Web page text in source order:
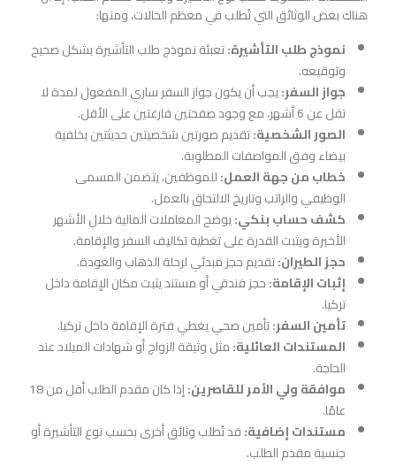
هناك بعض الوثائق التي تُطلب في معظم الحالات، ومنها:
نموذج طلب التأشيرة:تعبئة نموذج طلب التأشيرة بشكل صحيح
وتوقيعه.
جواز السفر:يجب أن يكون جواز السفر ساري المفعول لمدة لا
تقل عن 6 أشهر، مع وجود صفحتين فارغتين على الأقل.
الصور الشخصية:تقديم صورتين شخصيتين حديثتين بخلفية
بيضاء وفق المواصفات المطلوبة.
خطاب من جهة العمل:للموظفين، يتضمن المسمى
الوظيفي والراتب وتاريخ الالتحاق بالعمل.
كشف حساب بنكي:يوضح المعاملات المالية خلال الأشهر
الأخيرة ويثبت القدرة على تغطية تكاليف السفر والإقامة.
حجز الطيران:تقديم حجز مبدئي لرحلة الذهاب والعودة.
إثبات الإقامة:حجز فندقي أو مستند يثبت مكان الإقامة داخل
تركيا.
تأمين السفر:تأمين صحي يغطي فترة الإقامة داخل تركيا.
المستندات العائلية:مثل وثيقة الزواج أو شهادات الميلاد عند
الحاجة.
موافقة ولي الأمر للقاصرين:
إذا كان مقدم الطلب أقل من 18
عامًا.
مستندات إضافية:قد تُطلب وثائق أخرى بحسب نوع التأشيرة أو
جنسية مقدم الطلب.